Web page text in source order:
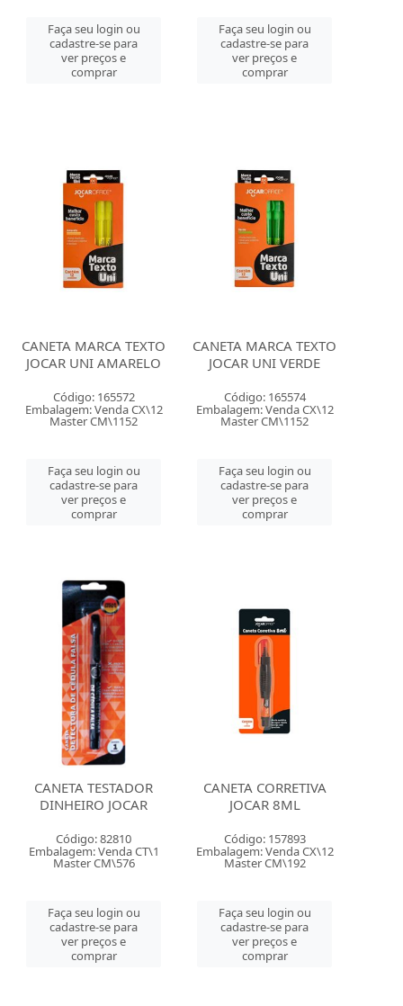
Faça seu login ou
cadastre-se para
ver preços e
comprar
Faça seu login ou
cadastre-se para
ver preços e
comprar
CANETA MARCA TEXTO
JOCAR UNI AMARELO
Código: 165572
Embalagem: Venda CX\12
Master CM\1152
Faça seu login ou
cadastre-se para
ver preços e
comprar
CANETA MARCA TEXTO
JOCAR UNI VERDE
Código: 165574
Embalagem: Venda CX\12
Master CM\1152
Faça seu login ou
cadastre-se para
ver preços e
comprar
CANETA TESTADOR
DINHEIRO JOCAR
Código: 82810
Embalagem: Venda CT\1
Master CM\576
Faça seu login ou
cadastre-se para
ver preços e
comprar
CANETA CORRETIVA
JOCAR 8ML
Código: 157893
Embalagem: Venda CX\12
Master CM\192
Faça seu login ou
cadastre-se para
ver preços e
comprar